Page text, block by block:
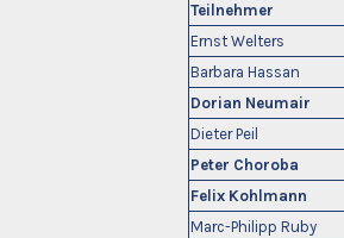
Teilnehmer
Ernst Welters
Barbara Hassan
Dorian Neumair
Dieter Peil
Peter Choroba
Felix Kohlmann
Marc-Philipp Ruby